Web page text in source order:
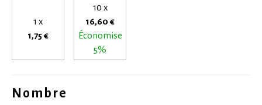
1 x
1,75 €
10 x
16,60 €
Économise
5%
Nombre